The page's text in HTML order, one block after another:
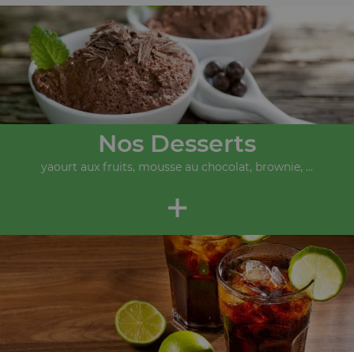
Nos Desserts
yaourt aux fruits, mousse au chocolat, brownie, ...
+